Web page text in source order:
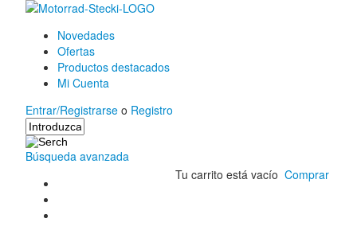
Novedades
Ofertas
Productos destacados
Mi Cuenta
Entrar/Registrarse o Registro
Búsqueda avanzada
Tu carrito está vacío Comprar